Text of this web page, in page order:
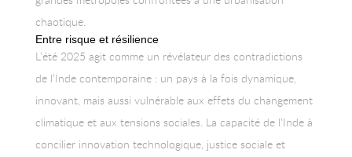
chaotique.
Entre risque et résilience
L’été 2025 agit comme un révélateur des contradictions
de l’Inde contemporaine : un pays à la fois dynamique,
innovant, mais aussi vulnérable aux effets du changement
climatique et aux tensions sociales. La capacité de l’Inde à
concilier innovation technologique, justice sociale et